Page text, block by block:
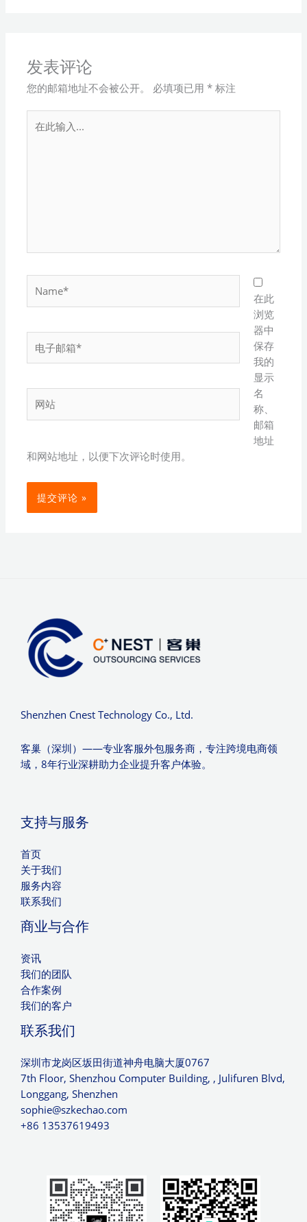
发表评论
您的邮箱地址不会被公开。 必填项已用* 标注
此
子
箱
站
在此
浏览
器中
保存
我的
显示
名
称、
邮箱
地址
和网站地址，以便下次评论时使用。
Shenzhen Cnest Technology Co., Ltd.
客巢（深圳）——专业客服外包服务商，专注跨境电商领
域，8年行业深耕助力企业提升客户体验。
支持与服务
首页
关于我们
服务内容
联系我们
商业与合作
资讯
我们的团队
合作案例
我们的客户
联系我们
深圳市龙岗区坂田街道神舟电脑大厦0767
7th Floor, Shenzhou Computer Building, , Julifuren Blvd,
Longgang, Shenzhen
sophie@szkechao.com
+86 13537619493